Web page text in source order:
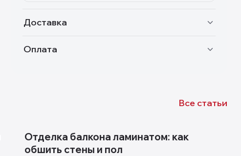
Доставка
Оплата
Все статьи
Отделка балкона ламинатом: как
обшить стены и пол